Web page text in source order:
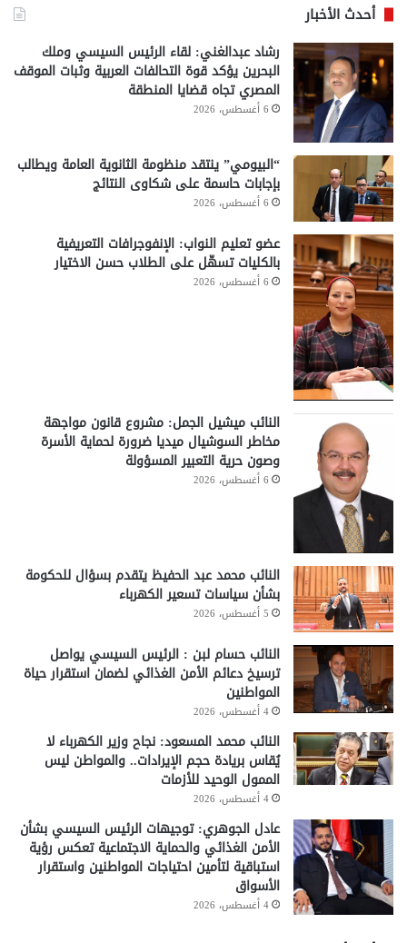
أحدث الأخبار
رشاد عبدالغني: لقاء الرئيس السيسي وملك
البحرين يؤكد قوة التحالفات العربية وثبات الموقف
المصري تجاه قضايا المنطقة
6 أغسطس، 2026
“البيومي” ينتقد منظومة الثانوية العامة ويطالب
بإجابات حاسمة على شكاوى النتائج
6 أغسطس، 2026
عضو تعليم النواب: الإنفوجرافات التعريفية
بالكليات تسهّل على الطلاب حسن الاختيار
6 أغسطس، 2026
النائب ميشيل الجمل: مشروع قانون مواجهة
مخاطر السوشيال ميديا ضرورة لحماية الأسرة
وصون حرية التعبير المسؤولة
6 أغسطس، 2026
النائب محمد عبد الحفيظ يتقدم بسؤال للحكومة
بشأن سياسات تسعير الكهرباء
5 أغسطس، 2026
النائب حسام لبن : الرئيس السيسي يواصل
ترسيخ دعائم الأمن الغذائي لضمان استقرار حياة
المواطنين
4 أغسطس، 2026
النائب محمد المسعود: نجاح وزير الكهرباء لا
يُقاس بريادة حجم الإيرادات.. والمواطن ليس
الممول الوحيد للأزمات
4 أغسطس، 2026
عادل الجوهري: توجيهات الرئيس السيسي بشأن
الأمن الغذائي والحماية الاجتماعية تعكس رؤية
استباقية لتأمين احتياجات المواطنين واستقرار
الأسواق
4 أغسطس، 2026